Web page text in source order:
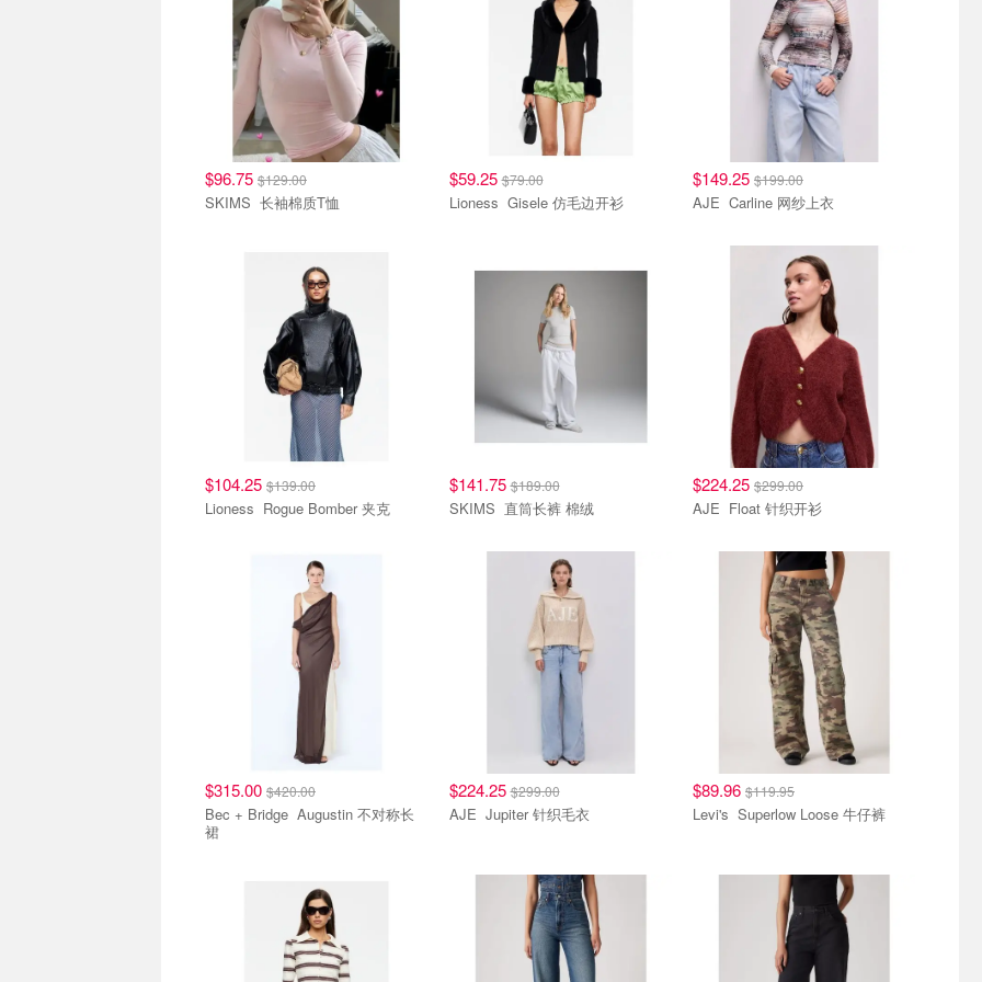
$96.75 $129.00
SKIMS 长袖棉质T恤
$59.25$79.00
Lioness Gisele 仿毛边开衫
$149.25 $199.00
AJE Carline 网纱上衣
$104.25 $139.00
Lioness Rogue Bomber 夹克
$141.75$189.00
SKIMS 直筒长裤 棉绒
$224.25 $299.00
AJE Float 针织开衫
$315.00 $420.00
Bec + Bridge Augustin 不对称长
裙
$224.25$299.00
AJE Jupiter 针织毛衣
$89.96 $119.95
Levi's Superlow Loose 牛仔裤